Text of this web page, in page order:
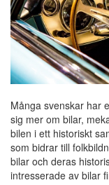
Många svenskar har
sig mer om bilar,
bilen i ett historiskt
som bidrar till
bilar och deras
intresserade av bilar